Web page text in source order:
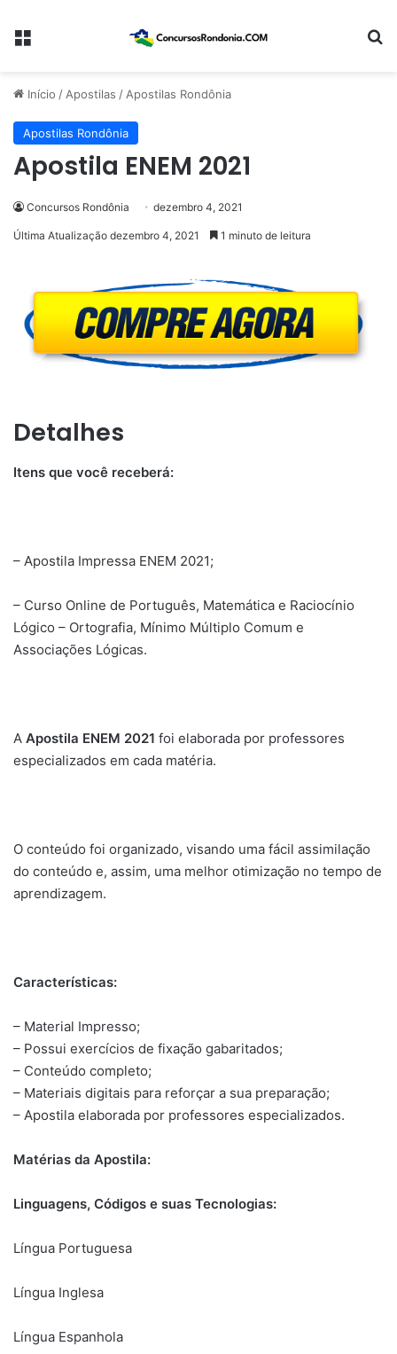
Menu
Início /Apostilas /Apostilas Rondônia
Apostilas Rondônia
Apostila ENEM 2021
Concursos Rondônia dezembro 4, 2021
Última Atualização dezembro 4, 2021 1 minuto de leitura
Detalhes
Itens que você receberá:
– Apostila Impressa ENEM 2021;
– Curso Online de Português, Matemática e Raciocínio
Lógico – Ortografia, Mínimo Múltiplo Comum e
Associações Lógicas.
A Apostila ENEM 2021 foi elaborada por professores
especializados em cada matéria.
O conteúdo foi organizado, visando uma fácil assimilação
do conteúdo e, assim, uma melhor otimização no tempo de
aprendizagem.
Características:
– Material Impresso;
– Possui exercícios de fixação gabaritados;
– Conteúdo completo;
– Materiais digitais para reforçar a sua preparação;
– Apostila elaborada por professores especializados.
Matérias da Apostila:
Linguagens, Códigos e suas Tecnologias:
Língua Portuguesa
Língua Inglesa
Língua Espanhola